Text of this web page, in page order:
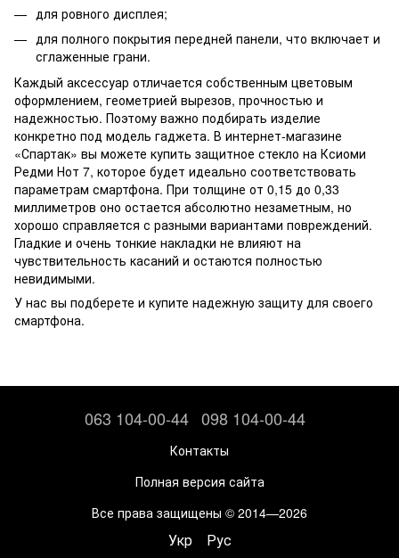
для ровного дисплея;
для полного покрытия передней панели, что включает и
сглаженные грани.
Каждый аксессуар отличается собственным цветовым
оформлением, геометрией вырезов, прочностью и
надежностью. Поэтому важно подбирать изделие
конкретно под модель гаджета. В интернет-магазине
«Спартак» вы можете купить защитное стекло на Ксиоми
Редми Нот 7, которое будет идеально соответствовать
параметрам смартфона. При толщине от 0,15 до 0,33
миллиметров оно остается абсолютно незаметным, но
хорошо справляется с разными вариантами повреждений.
Гладкие и очень тонкие накладки не влияют на
чувствительность касаний и остаются полностью
невидимыми.
У нас вы подберете и купите надежную защиту для своего
смартфона.
063 104-00-44 098 104-00-44
Контакты
Полная версия сайта
Все права защищены © 2014—2026
Укр Рус